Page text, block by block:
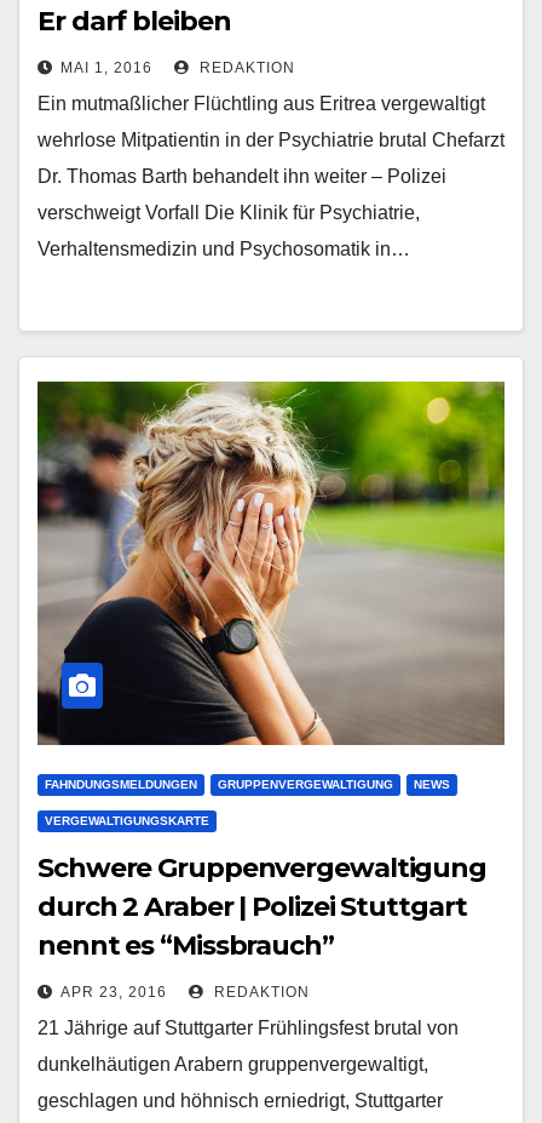
Er darf bleiben
MAI 1, 2016 REDAKTION
Ein mutmaßlicher Flüchtling aus Eritrea vergewaltigt
wehrlose Mitpatientin in der Psychiatrie brutal Chefarzt
Dr. Thomas Barth behandelt ihn weiter – Polizei
verschweigt Vorfall Die Klinik für Psychiatrie,
Verhaltensmedizin und Psychosomatik in…
FAHNDUNGSMELDUNGEN GRUPPENVERGEWALTIGUNG NEWS
VERGEWALTIGUNGSKARTE
Schwere Gruppenvergewaltigung
durch 2 Araber | Polizei Stuttgart
nennt es “Missbrauch”
APR 23, 2016 REDAKTION
21 Jährige auf Stuttgarter Frühlingsfest brutal von
dunkelhäutigen Arabern gruppenvergewaltigt,
geschlagen und höhnisch erniedrigt, Stuttgarter